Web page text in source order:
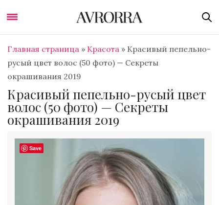
Главная страница » Красота » Красивый пепельно-
русый цвет волос (50 фото) — Секреты
окрашивания 2019
Красивый пепельно-русый цвет
волос (50 фото) — Секреты
окрашивания 2019
Save